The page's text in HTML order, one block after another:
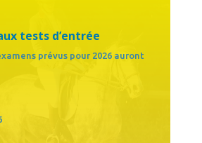
tests d’entrée
prévus pour 2026 auront